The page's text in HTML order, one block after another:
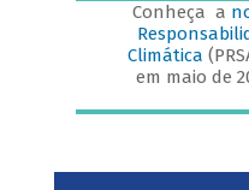
Conheça a
Climática
em maio de